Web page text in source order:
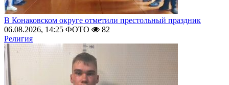
В Конаковском округе отметили престольный праздник
06.08.2026, 14:25 ФОТО
82
Религия